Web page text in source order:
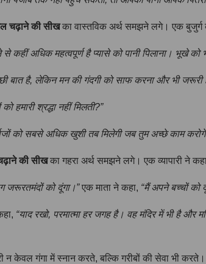
चढ़ाने की सीखका वास्तविक अर्थ समझने लगे। एक बुजुर्ग
से कहीं अधिक महत्वपूर्ण है प्यासे को पानी पिलाना। भूखे
बात है, लेकिन मन की गंदगी को साफ करना और भी
हमारी श्रद्धा नहीं मिलती?”
को सबसे अधिक खुशी तब मिलेगी जब तुम अच्छे काम
की सीखका गहरा अर्थ समझने लगे। एक व्यापारी ने
जरूरतमंदों को दूंगा।”एक माता ने कहा, “मैं अपने बच्चों को
“याद रखो, परमात्मा हर जगह है। वह मंदिर में भी है
न केवल गंगा में स्नान करते, बल्कि गरीबों की सेवा भी